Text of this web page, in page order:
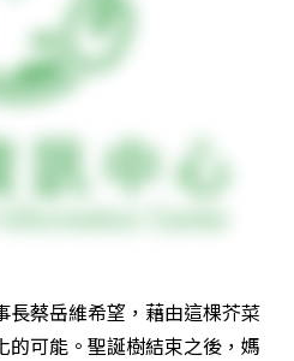
長蔡岳維希望，藉由這棵芥菜
可能。聖誕樹結束之後，媽